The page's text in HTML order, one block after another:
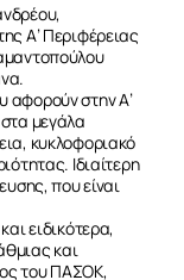
Α’ Περιφέρειας
αφορούν στην Α’
μεγάλα
κυκλοφοριακό
Ιδιαίτερη
που είναι
ειδικότερα,
και
του ΠΑΣΟΚ,